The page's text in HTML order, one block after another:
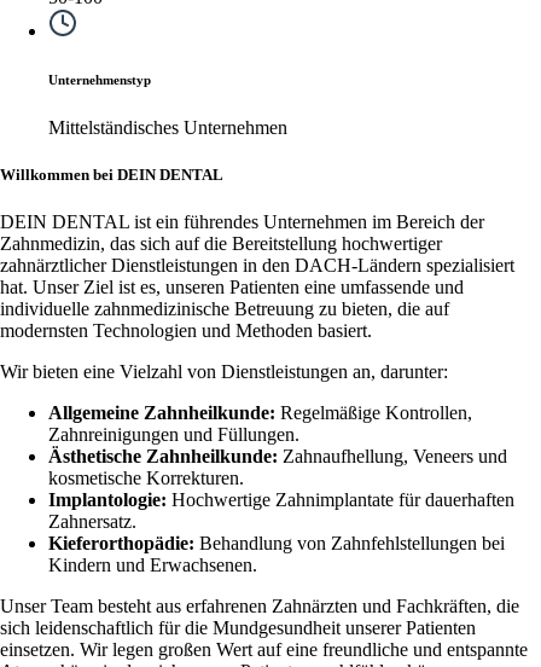
Unternehmenstyp
Mittelständisches Unternehmen
Willkommen bei DEIN DENTAL
DEIN DENTAL ist ein führendes Unternehmen im Bereich der
Zahnmedizin, das sich auf die Bereitstellung hochwertiger
zahnärztlicher Dienstleistungen in den DACH-Ländern spezialisiert
hat. Unser Ziel ist es, unseren Patienten eine umfassende und
individuelle zahnmedizinische Betreuung zu bieten, die auf
modernsten Technologien und Methoden basiert.
Wir bieten eine Vielzahl von Dienstleistungen an, darunter:
Allgemeine Zahnheilkunde: Regelmäßige Kontrollen,
Zahnreinigungen und Füllungen.
Ästhetische Zahnheilkunde: Zahnaufhellung, Veneers und
kosmetische Korrekturen.
Implantologie: Hochwertige Zahnimplantate für dauerhaften
Zahnersatz.
Kieferorthopädie: Behandlung von Zahnfehlstellungen bei
Kindern und Erwachsenen.
Unser Team besteht aus erfahrenen Zahnärzten und Fachkräften, die
sich leidenschaftlich für die Mundgesundheit unserer Patienten
einsetzen. Wir legen großen Wert auf eine freundliche und entspannte